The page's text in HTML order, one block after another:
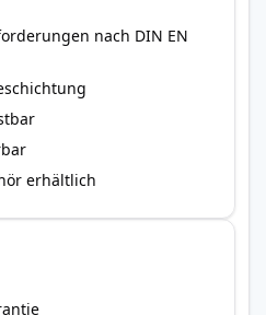
nach DIN EN
erhältlich